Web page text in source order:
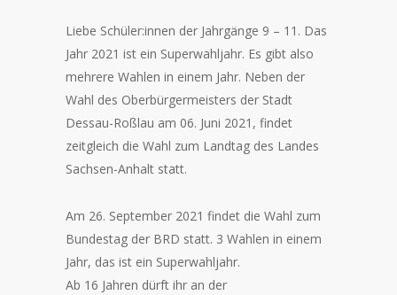
Liebe Schüler:innen der Jahrgänge 9 – 11. Das
Jahr 2021 ist ein Superwahljahr. Es gibt also
mehrere Wahlen in einem Jahr. Neben der
Wahl des Oberbürgermeisters der Stadt
Dessau-Roßlau am 06. Juni 2021, findet
zeitgleich die Wahl zum Landtag des Landes
Sachsen-Anhalt statt.
Am 26. September 2021 findet die Wahl zum
Bundestag der BRD statt. 3 Wahlen in einem
Jahr, das ist ein Superwahljahr.
Ab 16 Jahren dürft ihr an der